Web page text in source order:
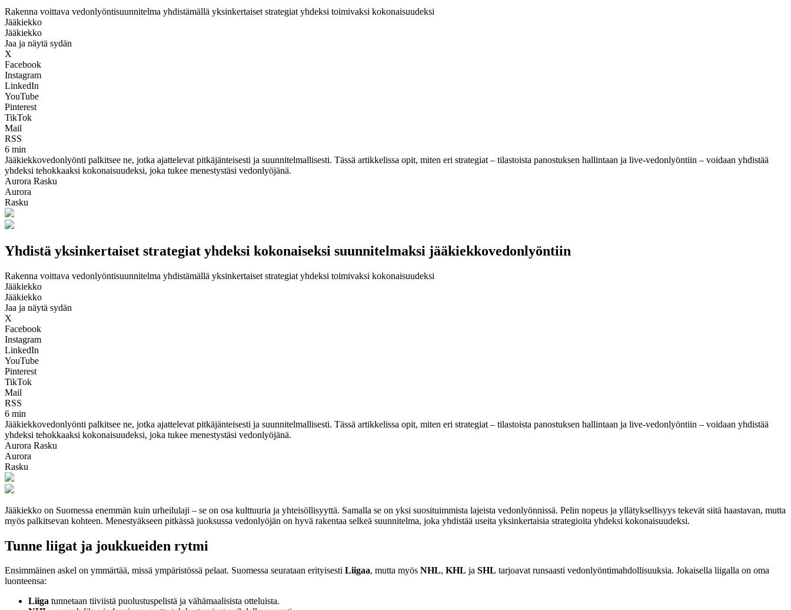
Rakenna voittava vedonlyöntisuunnitelma yhdistämällä yksinkertaiset strategiat yhdeksi toimivaksi kokonaisuudeksi
Jääkiekko
Jääkiekko
Jaa ja näytä sydän
X
Facebook
Instagram
LinkedIn
YouTube
Pinterest
TikTok
Mail
RSS
6 min
Jääkiekko­vedonlyönti palkitsee ne, jotka ajattelevat pitkäjänteisesti ja suunnitelmallisesti. Tässä artikkelissa opit, miten eri strategiat – tilastoista panostuksen hallintaan ja live-vedonlyöntiin – voidaan yhdistää
yhdeksi tehokkaaksi kokonaisuudeksi, joka tukee menestystäsi vedonlyöjänä.
Aurora Rasku
Aurora
Rasku
Yhdistä yksinkertaiset strategiat yhdeksi kokonaiseksi suunnitelmaksi jääkiekko­vedonlyöntiin
Rakenna voittava vedonlyöntisuunnitelma yhdistämällä yksinkertaiset strategiat yhdeksi toimivaksi kokonaisuudeksi
Jääkiekko
Jääkiekko
Jaa ja näytä sydän
X
Facebook
Instagram
LinkedIn
YouTube
Pinterest
TikTok
Mail
RSS
6 min
Jääkiekko­vedonlyönti palkitsee ne, jotka ajattelevat pitkäjänteisesti ja suunnitelmallisesti. Tässä artikkelissa opit, miten eri strategiat – tilastoista panostuksen hallintaan ja live-vedonlyöntiin – voidaan yhdistää
yhdeksi tehokkaaksi kokonaisuudeksi, joka tukee menestystäsi vedonlyöjänä.
Aurora Rasku
Aurora
Rasku
Jääkiekko on Suomessa enemmän kuin urheilulaji – se on osa kulttuuria ja yhteisöllisyyttä. Samalla se on yksi suosituimmista lajeista vedonlyönnissä. Pelin nopeus ja yllätyksellisyys tekevät siitä haastavan, mutta
myös palkitsevan kohteen. Menestyäkseen pitkässä juoksussa vedonlyöjän on hyvä rakentaa selkeä suunnitelma, joka yhdistää useita yksinkertaisia strategioita yhdeksi kokonaisuudeksi.
Tunne liigat ja joukkueiden rytmi
Ensimmäinen askel on ymmärtää, missä ympäristössä pelaat. Suomessa seurataan erityisesti Liigaa, mutta myös NHL, KHL ja SHL tarjoavat runsaasti vedonlyöntimahdollisuuksia. Jokaisella liigalla on oma
luonteensa:
Liiga tunnetaan tiiviistä puolustuspelistä ja vähämaalisista otteluista.